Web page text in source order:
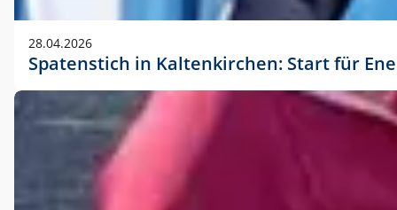
28.04.2026
Spatenstich in Kaltenkirchen: Start für